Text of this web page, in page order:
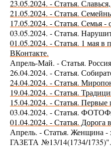
23.05.2024. - Статья.
21.05.2024. - Статья.
17.05.2024. - Статья. Семья -
03.05.2024. - Статья.
01.05.2024. - Статья. 1 мая
ВКонтакте.
Апрель-Май. - Статья.
26.04.2024. - Статья.
24.04.2024. - Статья.
19.04.2024. - Статья.
15.04.2024. - Статья.
03.04.2024. - Статья.
01.04.2024. - Статья. Дорога
Апрель. - Статья.
ГАЗЕТА №13/14(1734/1735)".